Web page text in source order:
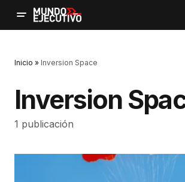
Inicio » Inversion Space
Inversion
1 publicación